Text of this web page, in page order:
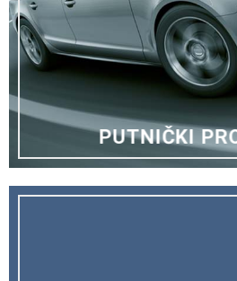
PUTNIČKI